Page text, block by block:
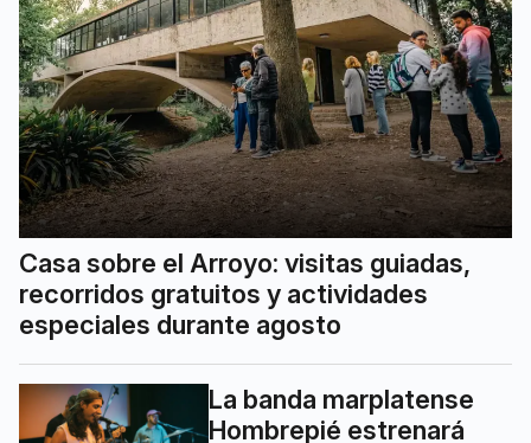
Casa sobre el Arroyo: visitas guiadas,
recorridos gratuitos y actividades
especiales durante agosto
La banda marplatense
Hombrepié estrenará